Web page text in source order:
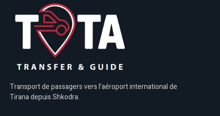
Transport de passagers vers l’aéroport international de
Tirana depuis Shkodra.